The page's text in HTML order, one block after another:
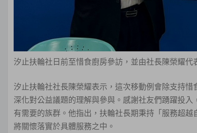
汐止扶輪社日前至惜食廚房參訪，並由社長陳榮耀
汐止扶輪社社長陳榮耀表示，這次移動例會除支持
深化對公益議題的理解與參與。感謝社友們踴躍投
有需要的族群。他指出，扶輪社長期秉持「服務超
將關懷落實於具體服務之中。